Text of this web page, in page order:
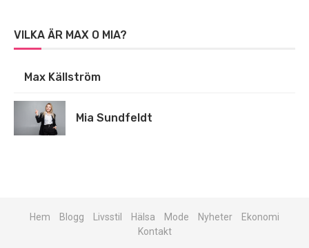
VILKA ÄR MAX O MIA?
Max Källström
Mia Sundfeldt
Hem Blogg Livsstil Hälsa Mode Nyheter
Ekonomi
Kontakt